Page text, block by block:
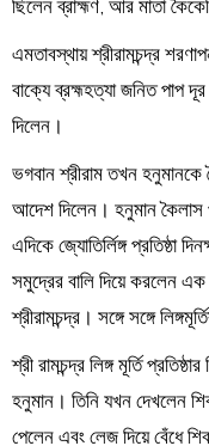
ছিলেন ব্রাহ্মণ, আর মাতা
এমতাবস্থায় শ্রীরামচন্দ্র
বাক্যে ব্রহ্মহত্যা জনিত পাপ
দিলেন।
ভগবান শ্রীরাম তখন হনুমানকে
আদেশ দিলেন। হনুমান কৈলাস
এদিকে জ্যোতির্লিঙ্গ প্রতিষ্ঠা
সমুদ্রের বালি দিয়ে করলেন এক
শ্রীরামচন্দ্র। সঙ্গে সঙ্গে
শ্রী রামচন্দ্র লিঙ্গ মূর্তি
হনুমান। তিনি যখন দেখলেন
পেলেন এবং লেজ দিয়ে বেঁধে